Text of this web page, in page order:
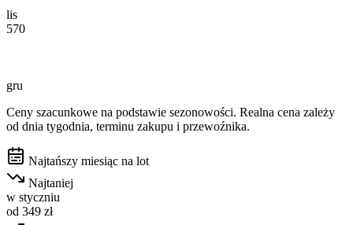
lis
570
gru
Ceny szacunkowe na podstawie sezonowości. Realna cena zależy
od dnia tygodnia, terminu zakupu i przewoźnika.
Najtańszy miesiąc na lot
Najtaniej
w styczniu
od 349 zł